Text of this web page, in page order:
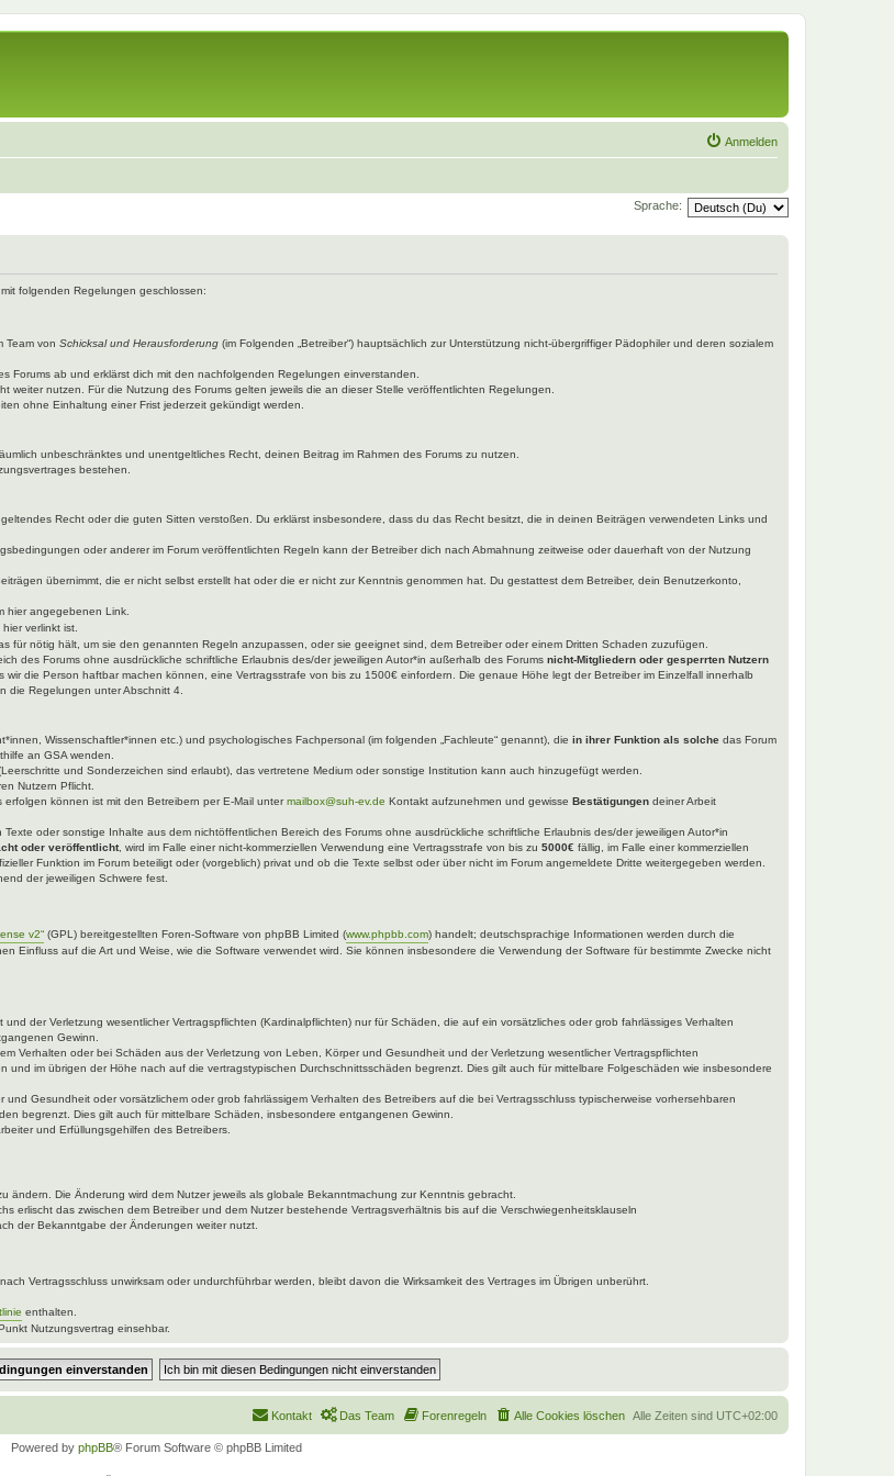
Anmelden
Sprache:
folgenden Regelungen geschlossen:
Team von Schicksal und Herausforderung (im Folgenden „Betreiber“) hauptsächlich zur Unterstützung nicht-übergriffiger Pädophiler und deren sozialem
Forums ab und erklärst dich mit den nachfolgenden Regelungen einverstanden.
nutzen. Für die Nutzung des Forums gelten jeweils die an dieser Stelle veröffentlichten Regelungen.
ohne Einhaltung einer Frist jederzeit gekündigt werden.
unbeschränktes und unentgeltliches Recht, deinen Beitrag im Rahmen des Forums zu nutzen.
bestehen.
Recht oder die guten Sitten verstoßen. Du erklärst insbesondere, dass du das Recht besitzt, die in deinen Beiträgen verwendeten Links und
oder anderer im Forum veröffentlichten Regeln kann der Betreiber dich nach Abmahnung zeitweise oder dauerhaft von der Nutzung
übernimmt, die er nicht selbst erstellt hat oder die er nicht zur Kenntnis genommen hat. Du gestattest dem Betreiber, dein Benutzerkonto,
hier angegebenen Link.
verlinkt ist.
nötig hält, um sie den genannten Regeln anzupassen, oder sie geeignet sind, dem Betreiber oder einem Dritten Schaden zuzufügen.
des Forums ohne ausdrückliche schriftliche Erlaubnis des/der jeweiligen Autor*in außerhalb des Forums nicht-Mitgliedern oder gesperrten Nutzern
die Person haftbar machen können, eine Vertragsstrafe von bis zu 1500€ einfordern. Die genaue Höhe legt der Betreiber im Einzelfall innerhalb
die Regelungen unter Abschnitt 4.
Wissenschaftler*innen etc.) und psychologisches Fachpersonal (im folgenden „Fachleute“ genannt), die in ihrer Funktion als solche das Forum
an GSA wenden.
und Sonderzeichen sind erlaubt), das vertretene Medium oder sonstige Institution kann auch hinzugefügt werden.
Nutzern Pflicht.
können ist mit den Betreibern per E-Mail untermailbox@suh-ev.de Kontakt aufzunehmen und gewisse Bestätigungen deiner Arbeit
oder sonstige Inhalte aus dem nichtöffentlichen Bereich des Forums ohne ausdrückliche schriftliche Erlaubnis des/der jeweiligen Autor*in
oder veröffentlicht, wird im Falle einer nicht-kommerziellen Verwendung eine Vertragsstrafe von bis zu 5000€ fällig, im Falle einer kommerziellen
Funktion im Forum beteiligt oder (vorgeblich) privat und ob die Texte selbst oder über nicht im Forum angemeldete Dritte weitergegeben werden.
der jeweiligen Schwere fest.
v2“ (GPL) bereitgestellten Foren-Software von phpBB Limited (www.phpbb.com) handelt; deutschsprachige Informationen werden durch die
Einfluss auf die Art und Weise, wie die Software verwendet wird. Sie können insbesondere die Verwendung der Software für bestimmte Zwecke nicht
der Verletzung wesentlicher Vertragspflichten (Kardinalpflichten) nur für Schäden, die auf ein vorsätzliches oder grob fahrlässiges Verhalten
Gewinn.
Verhalten oder bei Schäden aus der Verletzung von Leben, Körper und Gesundheit und der Verletzung wesentlicher Vertragspflichten
im übrigen der Höhe nach auf die vertragstypischen Durchschnittsschäden begrenzt. Dies gilt auch für mittelbare Folgeschäden wie insbesondere
Gesundheit oder vorsätzlichem oder grob fahrlässigem Verhalten des Betreibers auf die bei Vertragsschluss typischerweise vorhersehbaren
begrenzt. Dies gilt auch für mittelbare Schäden, insbesondere entgangenen Gewinn.
und Erfüllungsgehilfen des Betreibers.
Die Änderung wird dem Nutzer jeweils als globale Bekanntmachung zur Kenntnis gebracht.
erlischt das zwischen dem Betreiber und dem Nutzer bestehende Vertragsverhältnis bis auf die Verschwiegenheitsklauseln
der Bekanntgabe der Änderungen weiter nutzt.
Vertragsschluss unwirksam oder undurchführbar werden, bleibt davon die Wirksamkeit des Vertrages im Übrigen unberührt.
enthalten.
Nutzungsvertrag einsehbar.
Alle Zeiten sind UTC+02:00
Alle Cookies löschen
Forenregeln
Das Team
Kontakt
Powered by phpBB® Forum Software © phpBB Limited